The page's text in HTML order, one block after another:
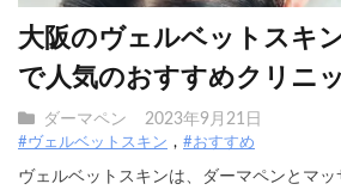
大阪のヴェルベットスキ
で人気のおすすめクリニ
ダーマペン 2023年9月21日
#ヴェルベットスキン #おすすめ
ヴェルベットスキンは、ダーマペンとマ